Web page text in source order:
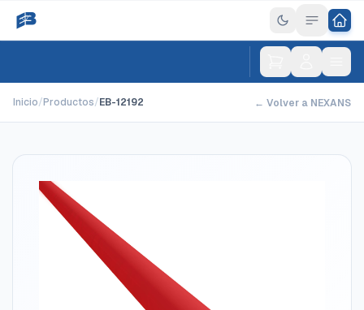
Inicio/Productos/EB-12192 ← Volver a NEXANS